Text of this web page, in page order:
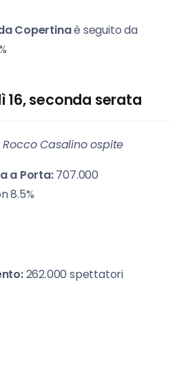
Copertinaè seguito da
seconda serata
Casalino ospite
a Porta:707.000
8.5%
262.000 spettatori